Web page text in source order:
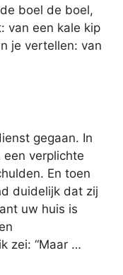
boel de boel,
van een kale kip
je vertellen: van
gegaan. In
verplichte
En toen
duidelijk dat zij
uw huis is
zei: “Maar …